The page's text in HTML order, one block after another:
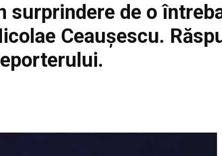
surprindere de o
Ceaușescu.